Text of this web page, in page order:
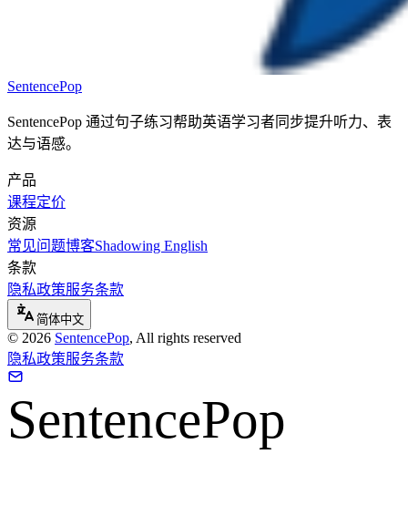
SentencePop
SentencePop 通过句子练习帮助英语学习者同步提升听力、表
达与语感。
产品
课程定价
资源
常见问题博客Shadowing English
条款
隐私政策服务条款
简体中文
© 2026 SentencePop, All rights reserved
隐私政策服务条款
SentencePop